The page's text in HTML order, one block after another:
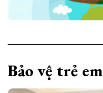
Bảo vệ trẻ em